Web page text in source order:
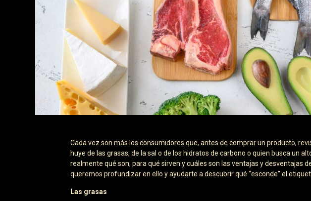
Cada vez son más los consumidores que, antes de comprar un producto,
huye de las grasas, de la sal o de los hidratos de carbono o quien busca un
realmente qué son, para qué sirven y cuáles son las ventajas y desventajas
queremos profundizar en ello y ayudarte a descubrir qué “esconde” el
Las grasas